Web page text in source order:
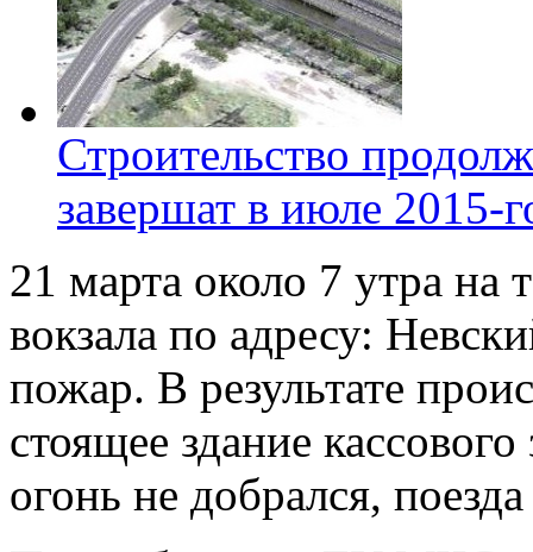
Строительство
завершат в июле 2015-
21 марта около 7 утра на
вокзала по адресу:
пожар. В результате
стоящее здание
огонь не добрался,